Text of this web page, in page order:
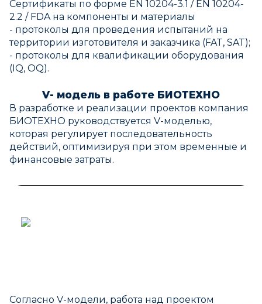
Сертификаты по форме EN 10204-3.1 / EN 10204-
2.2 / FDA на компоненты и материалы
- протоколы для проведения испытаний на
территории изготовителя и заказчика (FAT, SAT);
- протоколы для квалификации оборудования
(IQ, OQ).
V- модель в работе БИОТЕХНО
В разработке и реализации проектов компания
БИОТЕХНО руководствуется V-моделью,
которая регулирует последовательность
действий, оптимизируя при этом временные и
финансовые затраты.
Согласно V-модели, работа над проектом